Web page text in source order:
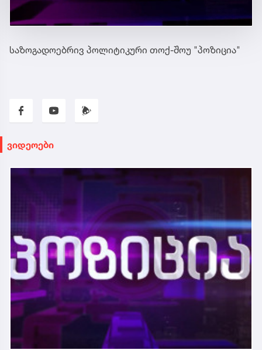
საზოგადოებრივ პოლიტიკური თოქ-შოუ "პოზიცია"
ვიდეოები